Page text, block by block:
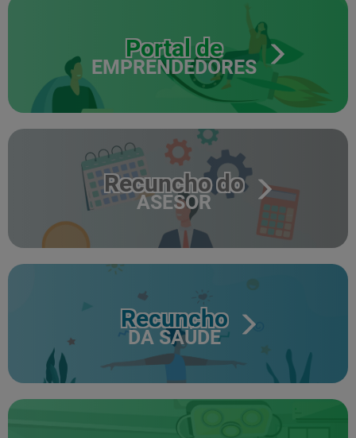
Portal de
EMPRENDEDORES
Recuncho do
ASESOR
Recuncho
DA SAÚDE